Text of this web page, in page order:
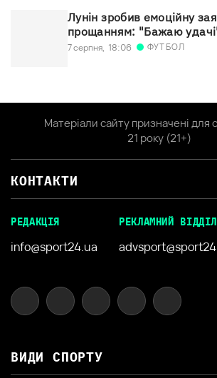
Лунін зробив емоційну
прощанням: "Бажаю
7 серпня, 18:06 ФУТБОЛ
Матеріали сайту призначені для
21 року (21+)
КОНТАКТИ
РЕДАКЦІЯ
info@sport24.ua
РЕКЛАМНИЙ ВІДДІЛ
ВИДИ СПОРТУ